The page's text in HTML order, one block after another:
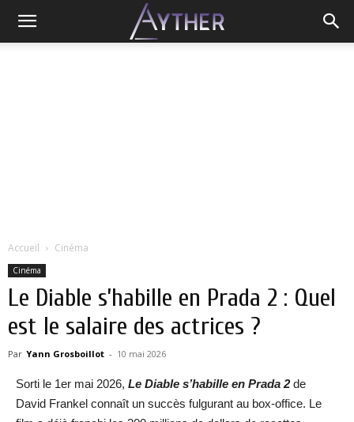
Accueil Cinéma
Cinéma
Le Diable s’habille en Prada 2 : Quel
est le salaire des actrices ?
Par Yann Grosboillot - 10 mai 2026
Sorti le 1er mai 2026, Le Diable s’habille en Prada 2de
David Frankel connaît un succès fulgurant au box-office. Le